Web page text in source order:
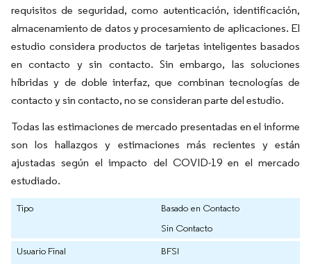
requisitos de seguridad, como autenticación, identificación,
almacenamiento de datos y procesamiento de aplicaciones. El
estudio considera productos de tarjetas inteligentes basados
en contacto y sin contacto. Sin embargo, las soluciones
híbridas y de doble interfaz, que combinan tecnologías de
contacto y sin contacto, no se consideran parte del estudio.
Todas las estimaciones de mercado presentadas en el informe
son los hallazgos y estimaciones más recientes y están
ajustadas según el impacto del COVID-19 en el mercado
estudiado.
Tipo
Basado en Contacto
Sin Contacto
Usuario Final
BFSI